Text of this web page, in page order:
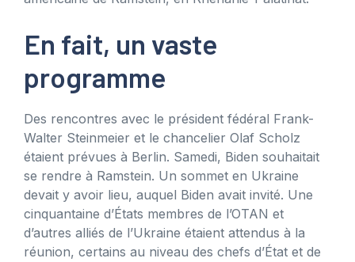
En fait, un vaste
programme
Des rencontres avec le président fédéral Frank-
Walter Steinmeier et le chancelier Olaf Scholz
étaient prévues à Berlin. Samedi, Biden souhaitait
se rendre à Ramstein. Un sommet en Ukraine
devait y avoir lieu, auquel Biden avait invité. Une
cinquantaine d’États membres de l’OTAN et
d’autres alliés de l’Ukraine étaient attendus à la
réunion, certains au niveau des chefs d’État et de